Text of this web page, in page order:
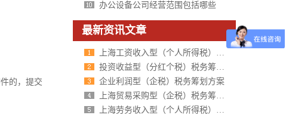
的，提交
办公设备公司经营范围包括哪些
最新资讯文章
上海工资收入型（个人所得税）税务筹划方案
投资收益型（分红个税）税务筹划方案
企业利润型（企税）税务筹划方案
上海贸易采购型（企税）税务筹划方案
上海劳务收入型（个人所得税）税务筹划方案